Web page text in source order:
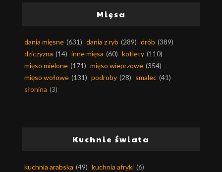
Mięsa
dania mięsne (631) dania z ryb (289) drób (389)
dziczyzna (14) inne mięsa (60) kotlety (110)
mięso mielone (171) mięso wieprzowe (354)
mięso wołowe (131) podroby (28) smalec (41)
słonina (3)
Kuchnie świata
kuchnia arabska (49) kuchnia afryki (6)